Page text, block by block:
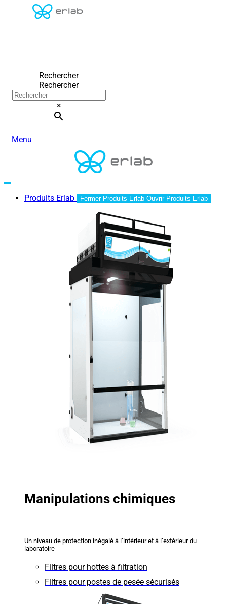
Rechercher
Rechercher
×
Menu
Produits Erlab Fermer Produits Erlab Ouvrir Produits Erlab
Manipulations chimiques
Un niveau de protection inégalé à l’intérieur et à l’extérieur du
laboratoire
Filtres pour hottes à filtration
Filtres pour postes de pesée sécurisés